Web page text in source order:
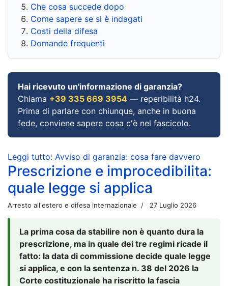
Che cosa succede dopo
Come sapere se si è indagati
Costi della difesa
Domande frequenti
Hai ricevuto un'informazione di garanzia?
Chiama +39 335 669 3954 — reperibilità h24.
Prima di parlare con chiunque, anche in buona
fede, conviene sapere cosa c'è nel fascicolo.
Leggi tutto: Avviso di garanzia: cosa fare davvero
Prescrizione e improcedibilita:
quale legge si applica
Arresto all'estero e difesa internazionale 27 Luglio 2026
La prima cosa da stabilire non è quanto dura la
prescrizione, ma in quale dei tre regimi ricade il
fatto: la data di commissione decide quale legge
si applica, e con la sentenza n. 38 del 2026 la
Corte costituzionale ha riscritto la fascia